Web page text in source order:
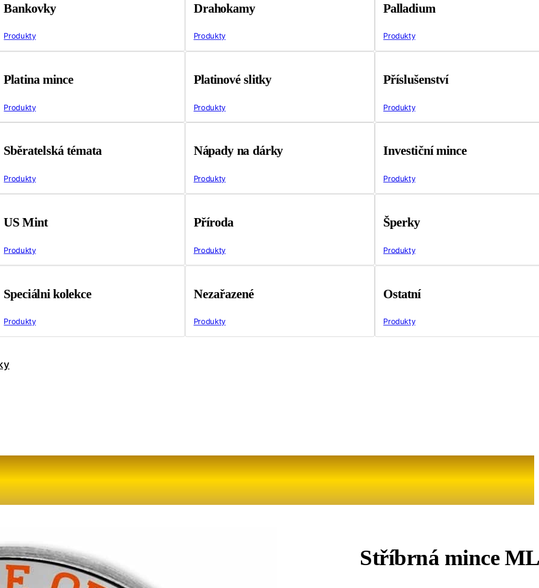
Bankovky
Produkty
Drahokamy
Produkty
Palladium
Produkty
Platina mince
Produkty
Platinové slitky
Produkty
Příslušenství
Produkty
Sběratelská témata
Produkty
Nápady na dárky
Produkty
Investiční mince
Produkty
US Mint
Produkty
Příroda
Produkty
Šperky
Produkty
Speciálni kolekce
Produkty
Nezařazené
Produkty
Ostatní
Produkty
Stříbrná mince